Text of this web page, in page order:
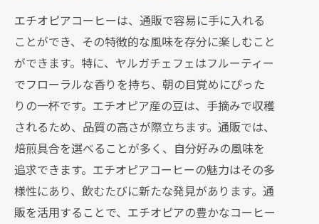
エチオピアコーヒーは、通販で容易に手に入れる
ことができ、その特徴的な風味を存分に楽しむこと
ができます。特に、ヤルガチェフェはフルーティー
でフローラルな香りを持ち、朝の目覚めにぴった
りの一杯です。エチオピア産の豆は、手摘みで収穫
されるため、品質の高さが際立ちます。通販では、
焙煎具合を選べることが多く、自分好みの風味を
追求できます。エチオピアコーヒーの魅力はその多
様性にあり、飲むたびに新たな発見があります。通
販を活用することで、エチオピアの豊かなコーヒー